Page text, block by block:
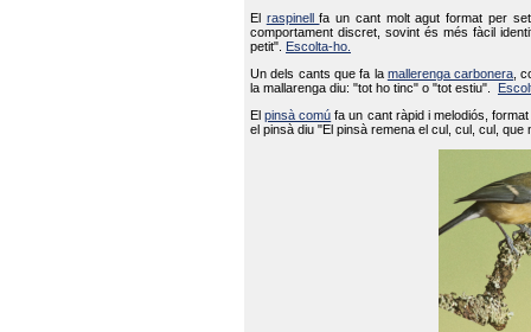
El raspinellfa un cant molt agut format per
comportament discret, sovint és més fàcil
petit".
Escolta-ho.
Un dels cants que fa la mallerenga carbonera ,
la mallarenga diu: "tot ho tinc" o "tot estiu".
Elpinsà comú fa un cant ràpid i melodiós,
el pinsà diu "El pinsà remena el cul, cul, cul,